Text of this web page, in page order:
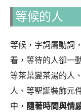
等候的人
等候，字詞屬動詞
看，等待的人卻一
等茶葉變茶湯的人
人、等聖誕裝飾元
中， 隨著時間與情